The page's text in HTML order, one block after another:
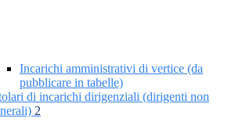
Incarichi amministrativi di vertice (da
pubblicare in tabelle)
di incarichi dirigenziali (dirigenti non
2